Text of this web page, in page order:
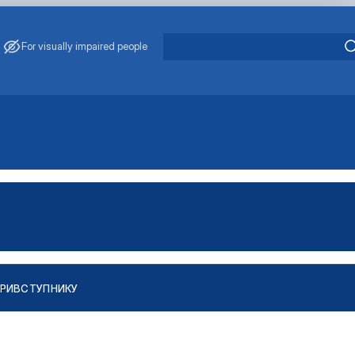
For visually impaired people
ВСТУПНИКУ